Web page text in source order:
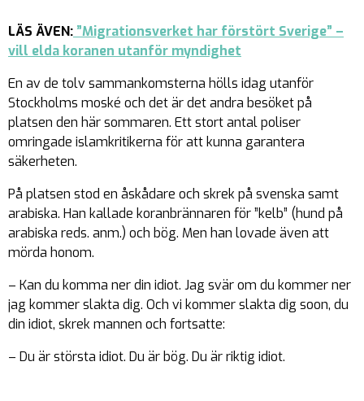
LÄS ÄVEN: ”Migrationsverket har förstört Sverige” –
vill elda koranen utanför myndighet
En av de tolv sammankomsterna hölls idag utanför
Stockholms moské och det är det andra besöket på
platsen den här sommaren. Ett stort antal poliser
omringade islamkritikerna för att kunna garantera
säkerheten.
På platsen stod en åskådare och skrek på svenska samt
arabiska. Han kallade koranbrännaren för ”kelb” (hund på
arabiska reds. anm.) och bög. Men han lovade även att
mörda honom.
– Kan du komma ner din idiot. Jag svär om du kommer ner
jag kommer slakta dig. Och vi kommer slakta dig soon, du
din idiot, skrek mannen och fortsatte:
– Du är största idiot. Du är bög. Du är riktig idiot.